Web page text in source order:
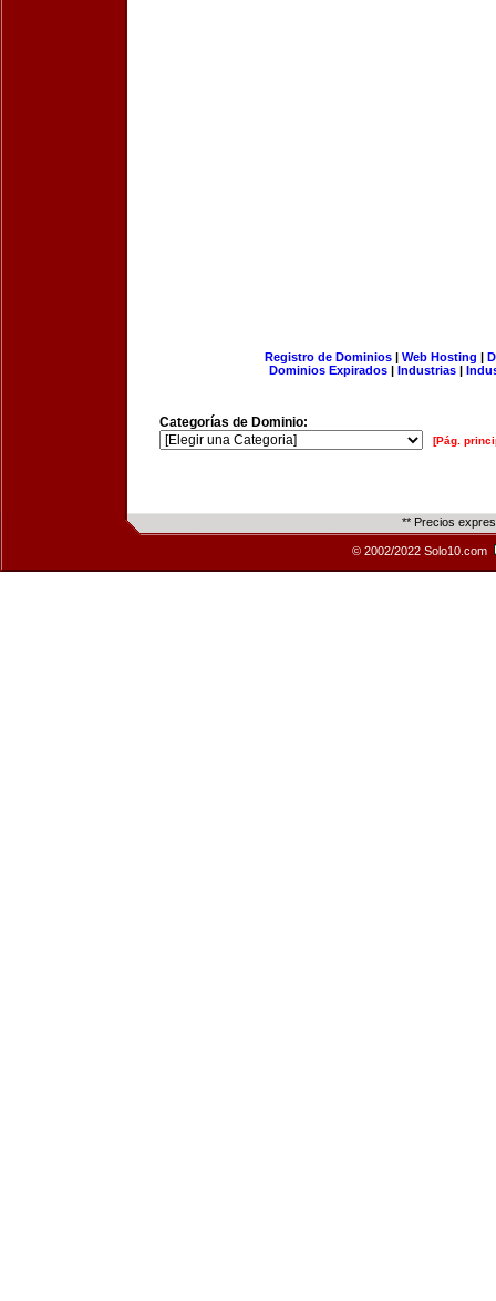
Registro de Dominios| Web Hosting |
Dominios Expirados | Industrias |
Categorías de Dominio:
[Pág.
** Precios
© 2002/2022 Solo10.com